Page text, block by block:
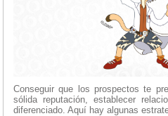
Conseguir que los prospectos te
sólida reputación, establecer
diferenciado. Aquí hay algunas